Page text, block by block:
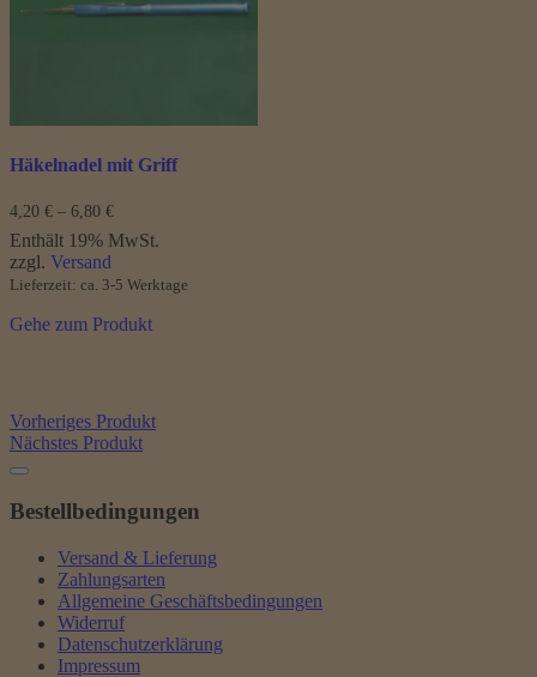
können
werden
Häkelnadel mit Griff
4,20 € – 6,80 €Preisspanne:
bis
Enthält 19% MwSt.
zzgl. Versand
Lieferzeit: ca. 3-5 Werktage
Gehe zum Produkt
Vorheriges Produkt
Nächstes Produkt
Bestellbedingungen
Versand & Lieferung
Zahlungsarten
Allgemeine Geschäftsbedingungen
Widerruf
Datenschutzerklärung
Impressum